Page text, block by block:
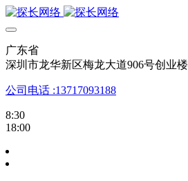
广东省
深圳市龙华新区梅龙大道906号创业楼
公司电话 :13717093188
8:30
18:00